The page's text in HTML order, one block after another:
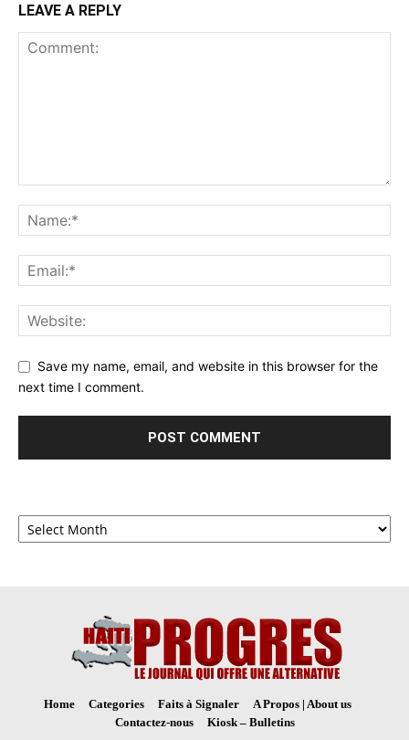
LEAVE A REPLY
Save my name, email, and website in this browser for the
next time I comment.
Archives
Home Categories Faits à Signaler
A Propos | About us
Contactez-nous
Kiosk – Bulletins